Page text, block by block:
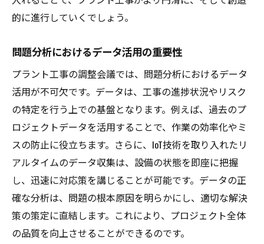
的に進行していくでしょう。
問題分析におけるデータ活用の重要性
プラント工事の調整会議では、問題分析におけるデータ
活用が不可欠です。データは、工事の進捗状況やリスク
の特定を行う上での基盤となります。例えば、過去のプ
ロジェクトデータを活用することで、作業の効率化やミ
スの防止に役立ちます。さらに、IoT技術を取り入れたリ
アルタイムのデータ収集は、設備の状態を即座に把握
し、迅速に対応策を講じることが可能です。データの正
確な分析は、問題の根本原因を明らかにし、適切な解決
策の策定に直結します。これにより、プロジェクト全体
の品質を向上させることができるのです。